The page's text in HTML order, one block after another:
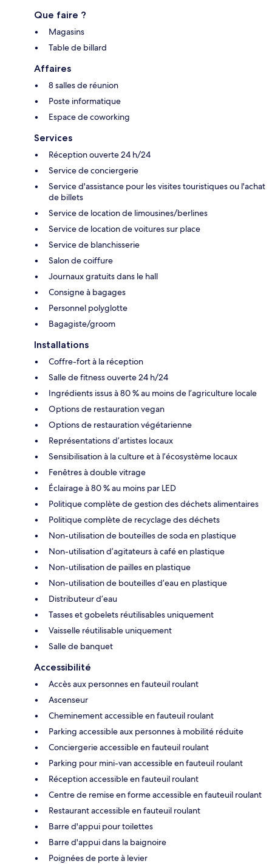
Que faire ?
Magasins
Table de billard
Affaires
8 salles de réunion
Poste informatique
Espace de coworking
Services
Réception ouverte 24 h/24
Service de conciergerie
Service d'assistance pour les visites touristiques ou l'achat
de billets
Service de location de limousines/berlines
Service de location de voitures sur place
Service de blanchisserie
Salon de coiffure
Journaux gratuits dans le hall
Consigne à bagages
Personnel polyglotte
Bagagiste/groom
Installations
Coffre-fort à la réception
Salle de fitness ouverte 24 h/24
Ingrédients issus à 80 % au moins de l’agriculture locale
Options de restauration vegan
Options de restauration végétarienne
Représentations d’artistes locaux
Sensibilisation à la culture et à l’écosystème locaux
Fenêtres à double vitrage
Éclairage à 80 % au moins par LED
Politique complète de gestion des déchets alimentaires
Politique complète de recyclage des déchets
Non-utilisation de bouteilles de soda en plastique
Non-utilisation d’agitateurs à café en plastique
Non-utilisation de pailles en plastique
Non-utilisation de bouteilles d’eau en plastique
Distributeur d’eau
Tasses et gobelets réutilisables uniquement
Vaisselle réutilisable uniquement
Salle de banquet
Accessibilité
Accès aux personnes en fauteuil roulant
Ascenseur
Cheminement accessible en fauteuil roulant
Parking accessible aux personnes à mobilité réduite
Conciergerie accessible en fauteuil roulant
Parking pour mini-van accessible en fauteuil roulant
Réception accessible en fauteuil roulant
Centre de remise en forme accessible en fauteuil roulant
Restaurant accessible en fauteuil roulant
Barre d'appui pour toilettes
Barre d'appui dans la baignoire
Poignées de porte à levier